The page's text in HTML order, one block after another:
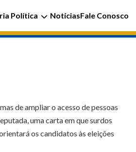
Política NotíciasFale Conosco
de ampliar o acesso de pessoas
uma carta em que surdos
os candidatos às eleições